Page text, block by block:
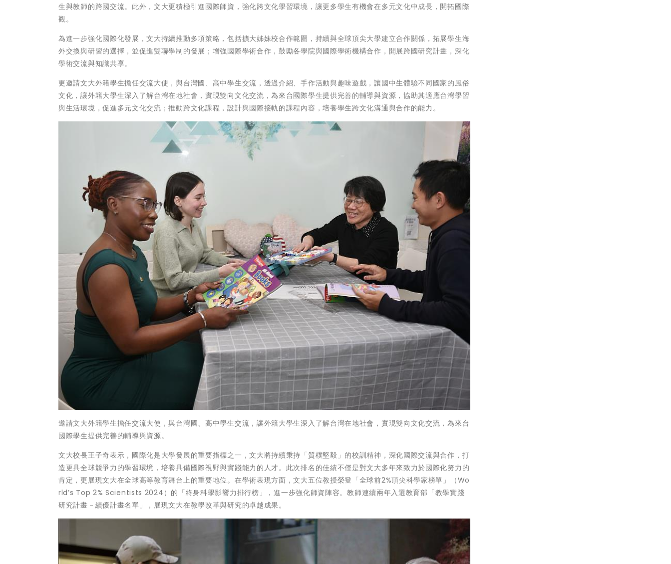
生與教師的跨國交流。此外，文大更積極引進國際師資，強化跨文化學習環境，讓更多學生有機會在多元文化中成長，開拓國際
觀。
為進一步強化國際化發展，文大持續推動多項策略，包括擴大姊妹校合作範圍，持續與全球頂尖大學建立合作關係，拓展學生海
外交換與研習的選擇，並促進雙聯學制的發展；增強國際學術合作，鼓勵各學院與國際學術機構合作，開展跨國研究計畫，深化
學術交流與知識共享。
更邀請文大外籍學生擔任交流大使，與台灣國、高中學生交流，透過介紹、手作活動與趣味遊戲，讓國中生體驗不同國家的風俗
文化，讓外籍大學生深入了解台灣在地社會，實現雙向文化交流，為來台國際學生提供完善的輔導與資源，協助其適應台灣學習
與生活環境，促進多元文化交流；推動跨文化課程，設計與國際接軌的課程內容，培養學生跨文化溝通與合作的能力。
邀請文大外籍學生擔任交流大使，與台灣國、高中學生交流，讓外籍大學生深入了解台灣在地社會，實現雙向文化交流，為來台
國際學生提供完善的輔導與資源。
文大校長王子奇表示，國際化是大學發展的重要指標之一，文大將持續秉持「質樸堅毅」的校訓精神，深化國際交流與合作，打
造更具全球競爭力的學習環境，培養具備國際視野與實踐能力的人才。此次排名的佳績不僅是對文大多年來致力於國際化努力的
肯定，更展現文大在全球高等教育舞台上的重要地位。在學術表現方面，文大五位教授榮登「全球前2%頂尖科學家榜單」（Wo
rld’s Top 2% Scientists 2024）的「終身科學影響力排行榜」，進一步強化師資陣容。教師連續兩年入選教育部「教學實踐
研究計畫－績優計畫名單」，展現文大在教學改革與研究的卓越成果。